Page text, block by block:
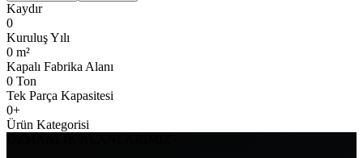
Kaydır
0
Kuruluş Yılı
0 m²
Kapalı Fabrika Alanı
0 Ton
Tek Parça Kapasitesi
0+
Ürün Kategorisi